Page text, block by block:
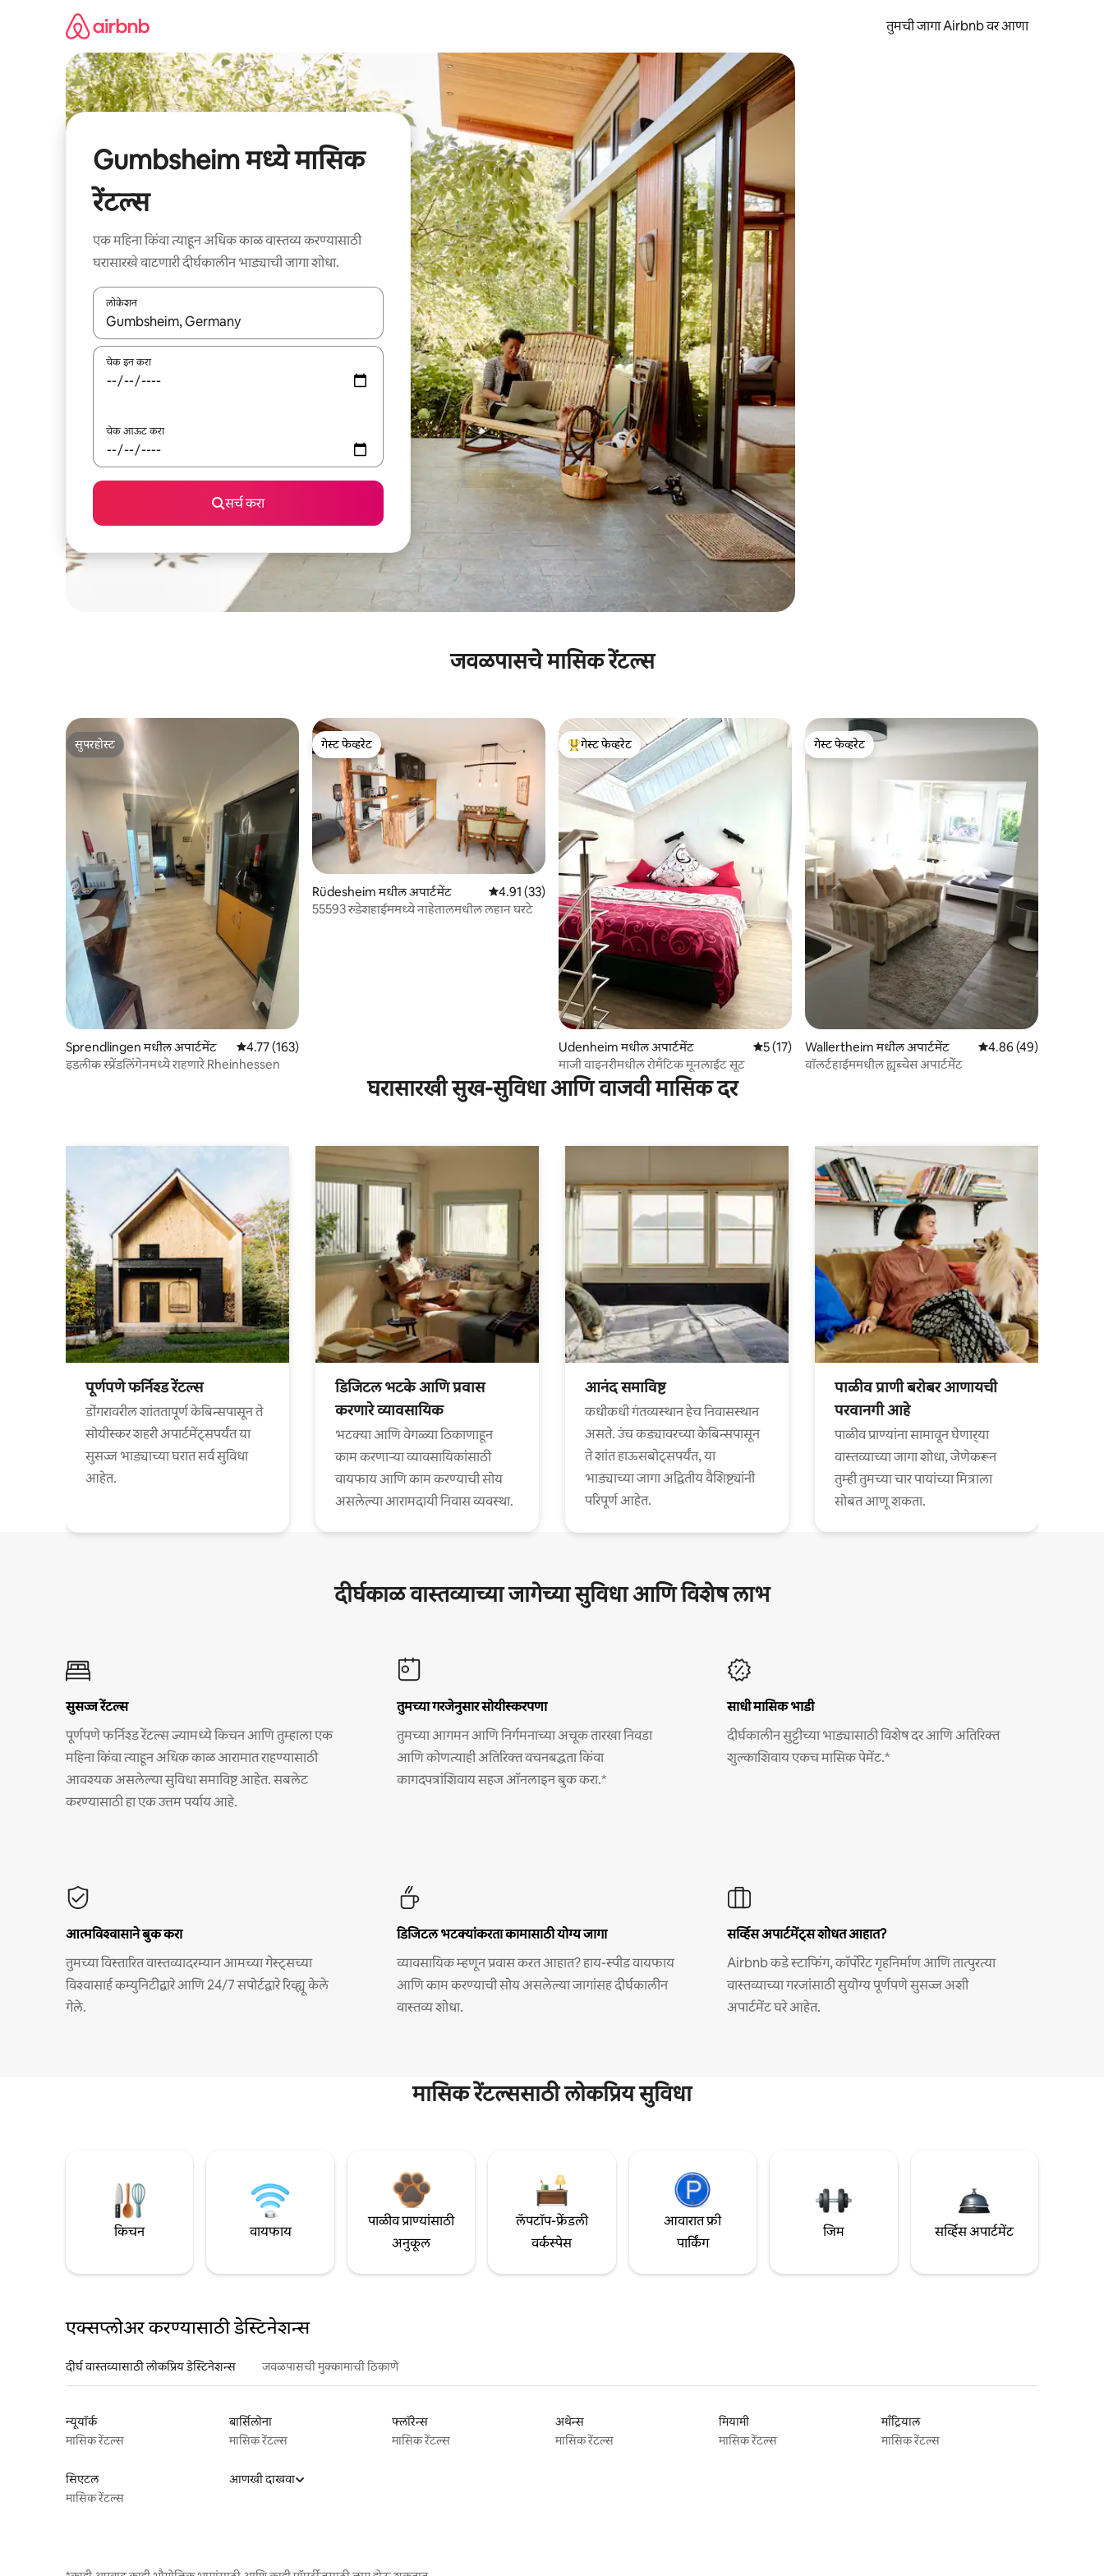
तुमची जागा Airbnb वर आणा
Gumbsheim मध्ये मासिक
रेंटल्स
एक महिना किंवा त्याहून अधिक काळ वास्तव्य करण्यासाठी
घरासारखे वाटणारी दीर्घकालीन भाड्याची जागा शोधा.
लोकेशन
जेव्हा परिणाम उपलब्ध असतील, तेव्हा वरच्या आणि खाली बाणांच्या किजसह नेव्हिगेट करा किंवा स्पर्शाने स्वाइप जेश्चर्स वापरून एक्सप्लोर करा.
चेक इन करा
चेक आऊट करा
सर्च करा
जवळपासचे मासिक रेंटल्स
सुपरहोस्ट
सुपरहोस्ट
Sprendlingen मधील अपार्टमेंट 5 पैकी 4.77 सरासरी रेटिंग, 163 रिव्ह्यूज
4.77 (163)
इडलीक स्प्रेंडलिंगेनमध्ये राहणारे Rheinhessen
गेस्ट फेव्हरेट
गेस्ट फेव्हरेट
Rüdesheim मधील अपार्टमेंट 5 पैकी 4.91 सरासरी रेटिंग, 33 रिव्ह्यूज
4.91 (33)
55593 रुडेशहाईममध्ये नाहेतालमधील लहान घरटे
टॉप गेस्ट फेव्हरेट
गेस्ट फेव्हरेट
Udenheim मधील अपार्टमेंट 5 पैकी 5 सरासरी रेटिंग, 17 रिव्ह्यूज
5 (17)
माजी वाइनरीमधील रोमँटिक मूनलाईट सूट
गेस्ट फेव्हरेट
गेस्ट फेव्हरेट
Wallertheim मधील अपार्टमेंट 5 पैकी 4.86 सरासरी रेटिंग,
4.86 (49)
वॉलर्टहाईममधील ह्युब्चेस अपार्टमेंट
घरासारखी सुख-सुविधा आणि वाजवी मासिक दर
पूर्णपणे फर्निश्ड रेंटल्स
डोंगरावरील शांततापूर्ण केबिन्सपासून ते
सोयीस्कर शहरी अपार्टमेंट्सपर्यंत या
सुसज्ज भाड्याच्या घरात सर्व सुविधा
आहेत.
डिजिटल भटके आणि प्रवास
करणारे व्यावसायिक
भटक्या आणि वेगळ्या ठिकाणाहून
काम करणाऱ्या व्यावसायिकांसाठी
वायफाय आणि काम करण्याची सोय
असलेल्या आरामदायी निवास व्यवस्था.
आनंद समाविष्ट
कधीकधी गंतव्यस्थान हेच निवासस्थान
असते. उंच कड्यावरच्या केबिन्सपासून
ते शांत हाऊसबोट्सपर्यंत, या
भाड्याच्या जागा अद्वितीय वैशिष्ट्यांनी
परिपूर्ण आहेत.
पाळीव प्राणी बरोबर आणायची
परवानगी आहे
पाळीव प्राण्यांना सामावून घेणार्‍या
वास्तव्याच्या जागा शोधा, जेणेकरून
तुम्ही तुमच्या चार पायांच्या मित्राला
सोबत आणू शकता.
दीर्घकाळ वास्तव्याच्या जागेच्या सुविधा आणि विशेष लाभ
सुसज्ज रेंटल्स
पूर्णपणे फर्निश्ड रेंटल्स ज्यामध्ये किचन आणि तुम्हाला एक
महिना किंवा त्याहून अधिक काळ आरामात राहण्यासाठी
आवश्यक असलेल्या सुविधा समाविष्ट आहेत. सबलेट
करण्यासाठी हा एक उत्तम पर्याय आहे.
तुमच्या गरजेनुसार सोयीस्करपणा
तुमच्या आगमन आणि निर्गमनाच्या अचूक तारखा निवडा
आणि कोणत्याही अतिरिक्त वचनबद्धता किंवा
कागदपत्रांशिवाय सहज ऑनलाइन बुक करा.*
साधी मासिक भाडी
दीर्घकालीन सुट्टीच्या भाड्यासाठी विशेष दर आणि अतिरिक्त
शुल्काशिवाय एकच मासिक पेमेंट.*
आत्मविश्वासाने बुक करा
तुमच्या विस्तारित वास्तव्यादरम्यान आमच्या गेस्ट्सच्या
विश्वासार्ह कम्युनिटीद्वारे आणि 24/7 सपोर्टद्वारे रिव्ह्यू केले
गेले.
डिजिटल भटक्यांकरता कामासाठी योग्य जागा
व्यावसायिक म्हणून प्रवास करत आहात? हाय-स्पीड वायफाय
आणि काम करण्याची सोय असलेल्या जागांसह दीर्घकालीन
वास्तव्य शोधा.
सर्व्हिस अपार्टमेंट्स शोधत आहात?
Airbnb कडे स्टाफिंग, कॉर्पोरेट गृहनिर्माण आणि तात्पुरत्या
वास्तव्याच्या गरजांसाठी सुयोग्य पूर्णपणे सुसज्ज अशी
अपार्टमेंट घरे आहेत.
मासिक रेंटल्ससाठी लोकप्रिय सुविधा
किचन वायफाय
पाळीव प्राण्यांसाठी
अनुकूल
लॅपटॉप-फ्रेंडली
वर्कस्पेस
आवारात फ्री
पार्किंग
जिम सर्व्हिस अपार्टमेंट
एक्सप्लोअर करण्यासाठी डेस्टिनेशन्स
दीर्घ वास्तव्यासाठी लोकप्रिय डेस्टिनेशन्स जवळपासची मुक्कामाची ठिकाणे
न्यूयॉर्क
मासिक रेंटल्स
बार्सिलोना
मासिक रेंटल्स
फ्लॉरेन्स
मासिक रेंटल्स
अथेन्स
मासिक रेंटल्स
मियामी
मासिक रेंटल्स
माँट्रियाल
मासिक रेंटल्स
सिएटल
मासिक रेंटल्स
आणखी दाखवा